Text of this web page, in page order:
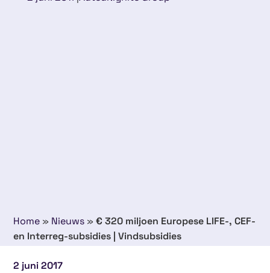
Home » Nieuws »€ 320 miljoen Europese LIFE-, CEF-
en Interreg-subsidies | Vindsubsidies
2 juni 2017